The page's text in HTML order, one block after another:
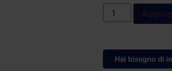
Hai bisogno di